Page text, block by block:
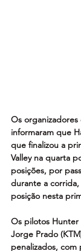
Os
informaram que
que finalizou a
Valley na quarta
posições, por
durante a corrida,
posição nesta
Os pilotos Hunter
Jorge Prado
penalizados, com